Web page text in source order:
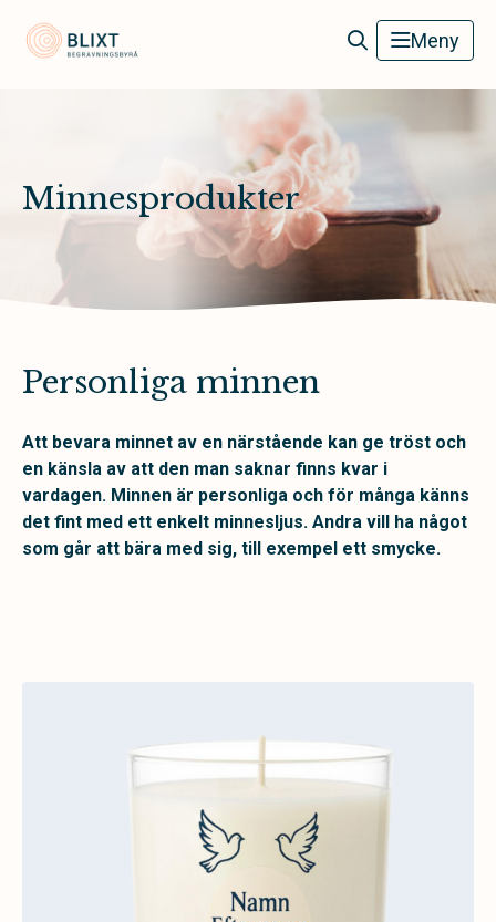
Meny
Minnesprodukter
Personliga minnen
Att bevara minnet av en närstående kan ge tröst och
en känsla av att den man saknar finns kvar i
vardagen. Minnen är personliga och för många känns
det fint med ett enkelt minnesljus. Andra vill ha något
som går att bära med sig, till exempel ett smycke.